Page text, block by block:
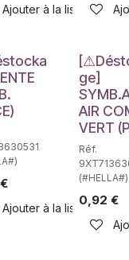
Ajouter à la liste de
Ajouter à la liste de
Déstockage
ge]
AIR
VERT
Réf.
(#HELLA#)
0,92 €